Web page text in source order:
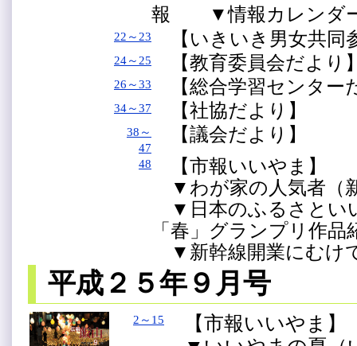
報 ▼情報カレンダ
22～23 【いきいき男女共同
24～25 【教育委員会だより
26～33 【総合学習センタ
34～37 【社協だより】
38～
47
【議会だより】
48
【市報いいやま】
▼わが家の人気者（
▼日本のふるさとい
「春」グランプリ作品
▼新幹線開業にむ
平成２５年９月号
2～15
【市報いいやま】